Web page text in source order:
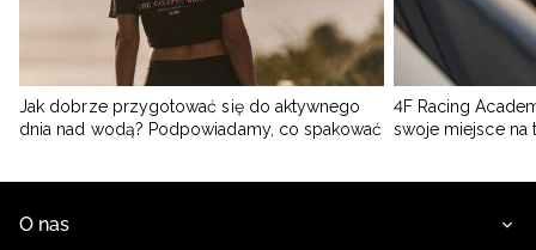
Jak dobrze przygotować się do aktywnego
dnia nad wodą? Podpowiadamy, co spakować
4F Racing
swoje miejsce na
O nas